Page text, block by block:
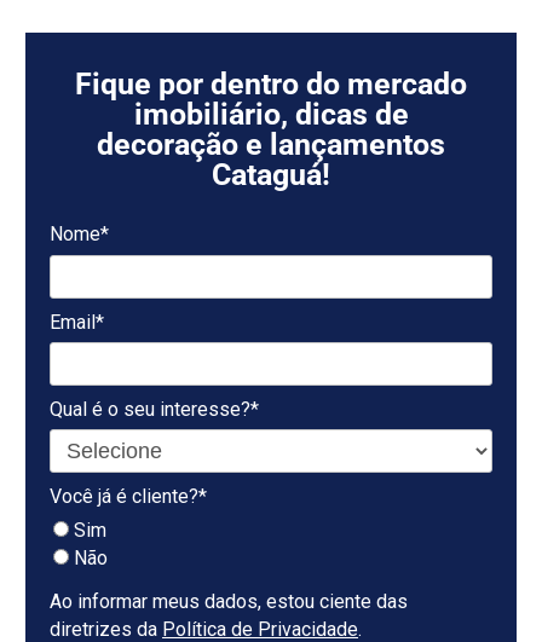
Fique por dentro do mercado
imobiliário, dicas de
decoração e lançamentos
Cataguá!
Nome*
Email*
Qual é o seu interesse?*
Você já é cliente?*
Sim
Não
Ao informar meus dados, estou ciente das
diretrizes da Política de Privacidade.